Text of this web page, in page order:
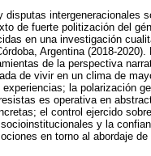
disputas intergeneracionales
de fuerte politización del
en una investigación
Argentina (2018-2020).
de la perspectiva
de vivir en un clima de
la polarización
es operativa en
el control ejercido
y la
en torno al abordaje de